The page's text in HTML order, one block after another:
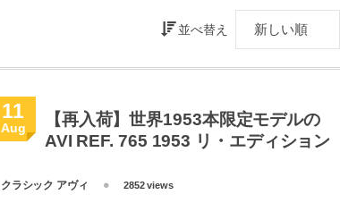
並べ替え
11
Aug
【再入荷】世界1953本限定モデルの
AVI REF. 765 1953 リ・エディション
クラシック アヴィ 2852 views